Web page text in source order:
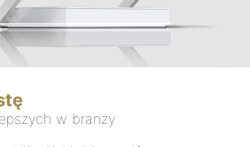
w branży